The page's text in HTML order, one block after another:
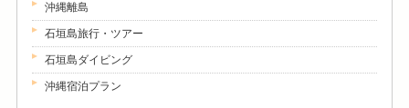
沖縄離島
石垣島旅行・ツアー
石垣島ダイビング
沖縄宿泊プラン